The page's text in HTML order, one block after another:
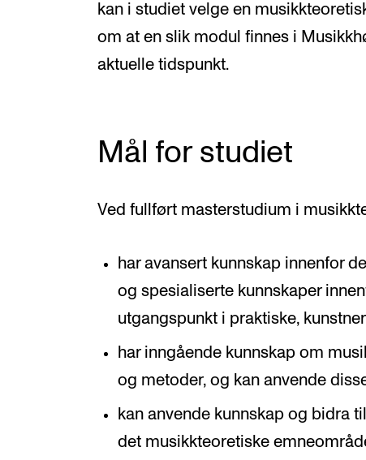
kan i studiet velge en
om at en slik modul finnes i
aktuelle tidspunkt.
Mål for studiet
Ved fullført masterstudium i
har avansert kunnskap innenfor
og spesialiserte kunnskaper
utgangspunkt i praktiske,
har inngående kunnskap om
og metoder, og kan anvende
kan anvende kunnskap og bidra
det musikkteoretiske